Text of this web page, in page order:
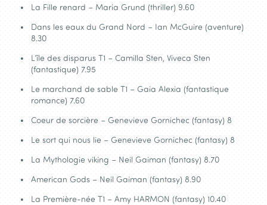
La Fille renard – Maria Grund (thriller) 9.60
Dans les eaux du Grand Nord – Ian McGuire (aventure)
8.30
L’île des disparus T1 – Camilla Sten, Viveca Sten
(fantastique) 7.95
Le marchand de sable T1 – Gaia Alexia (fantastique
romance) 7.60
Coeur de sorcière – Genevieve Gornichec (fantasy) 8
Le sort qui nous lie – Genevieve Gornichec (fantasy) 8
La Mythologie viking – Neil Gaiman (fantasy) 8.70
American Gods – Neil Gaiman (fantasy) 8.90
La Première-née T1 – Amy HARMON (fantasy) 10.40